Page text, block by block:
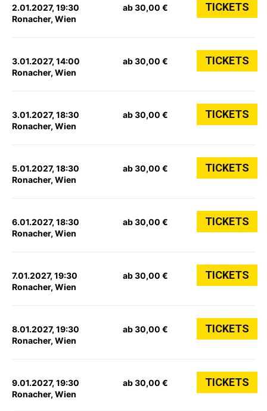
2.01.2027, 19:30
Ronacher, Wien
ab 30,00 € TICKETS
3.01.2027, 14:00
Ronacher, Wien
ab 30,00 € TICKETS
3.01.2027, 18:30
Ronacher, Wien
ab 30,00 € TICKETS
5.01.2027, 18:30
Ronacher, Wien
ab 30,00 € TICKETS
6.01.2027, 18:30
Ronacher, Wien
ab 30,00 € TICKETS
7.01.2027, 19:30
Ronacher, Wien
ab 30,00 € TICKETS
8.01.2027, 19:30
Ronacher, Wien
ab 30,00 € TICKETS
9.01.2027, 19:30
Ronacher, Wien
ab 30,00 € TICKETS